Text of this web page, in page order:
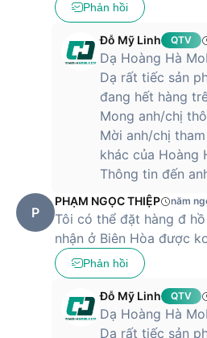
Phản hồi
Đỗ Mỹ Linh QTV
Dạ Hoàng Hà
Dạ rất tiếc sản
đang hết hàng
Mong anh/chị
Mời anh/chị
khác của Hoàng
Thông tin đến
P
PHẠM NGỌC THIỆP năm
Tôi có thể đặt hàng đ
nhận ở Biên Hòa được
Phản hồi
Đỗ Mỹ Linh QTV
Dạ Hoàng Hà
Dạ rất tiếc sản